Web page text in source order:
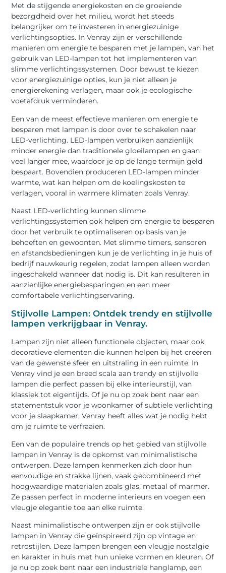
Met de stijgende energiekosten en de groeiende
bezorgdheid over het milieu, wordt het steeds
belangrijker om te investeren in energiezuinige
verlichtingsopties. In Venray zijn er verschillende
manieren om energie te besparen met je lampen, van het
gebruik van LED-lampen tot het implementeren van
slimme verlichtingssystemen. Door bewust te kiezen
voor energiezuinige opties, kun je niet alleen je
energierekening verlagen, maar ook je ecologische
voetafdruk verminderen.
Een van de meest effectieve manieren om energie te
besparen met lampen is door over te schakelen naar
LED-verlichting. LED-lampen verbruiken aanzienlijk
minder energie dan traditionele gloeilampen en gaan
veel langer mee, waardoor je op de lange termijn geld
bespaart. Bovendien produceren LED-lampen minder
warmte, wat kan helpen om de koelingskosten te
verlagen, vooral in warmere klimaten zoals Venray.
Naast LED-verlichting kunnen slimme
verlichtingssystemen ook helpen om energie te besparen
door het verbruik te optimaliseren op basis van je
behoeften en gewoonten. Met slimme timers, sensoren
en afstandsbedieningen kun je de verlichting in je huis of
bedrijf nauwkeurig regelen, zodat lampen alleen worden
ingeschakeld wanneer dat nodig is. Dit kan resulteren in
aanzienlijke energiebesparingen en een meer
comfortabele verlichtingservaring.
Stijlvolle Lampen: Ontdek trendy en stijlvolle
lampen verkrijgbaar in Venray.
Lampen zijn niet alleen functionele objecten, maar ook
decoratieve elementen die kunnen helpen bij het creëren
van de gewenste sfeer en uitstraling in een ruimte. In
Venray vind je een breed scala aan trendy en stijlvolle
lampen die perfect passen bij elke interieurstijl, van
klassiek tot eigentijds. Of je nu op zoek bent naar een
statementstuk voor je woonkamer of subtiele verlichting
voor je slaapkamer, Venray heeft alles wat je nodig hebt
om je ruimte te verfraaien.
Een van de populaire trends op het gebied van stijlvolle
lampen in Venray is de opkomst van minimalistische
ontwerpen. Deze lampen kenmerken zich door hun
eenvoudige en strakke lijnen, vaak gecombineerd met
hoogwaardige materialen zoals glas, metaal of marmer.
Ze passen perfect in moderne interieurs en voegen een
vleugje elegantie toe aan elke ruimte.
Naast minimalistische ontwerpen zijn er ook stijlvolle
lampen in Venray die geïnspireerd zijn op vintage en
retrostijlen. Deze lampen brengen een vleugje nostalgie
en karakter in huis met hun unieke vormen en kleuren. Of
je nu op zoek bent naar een industriële hanglamp, een